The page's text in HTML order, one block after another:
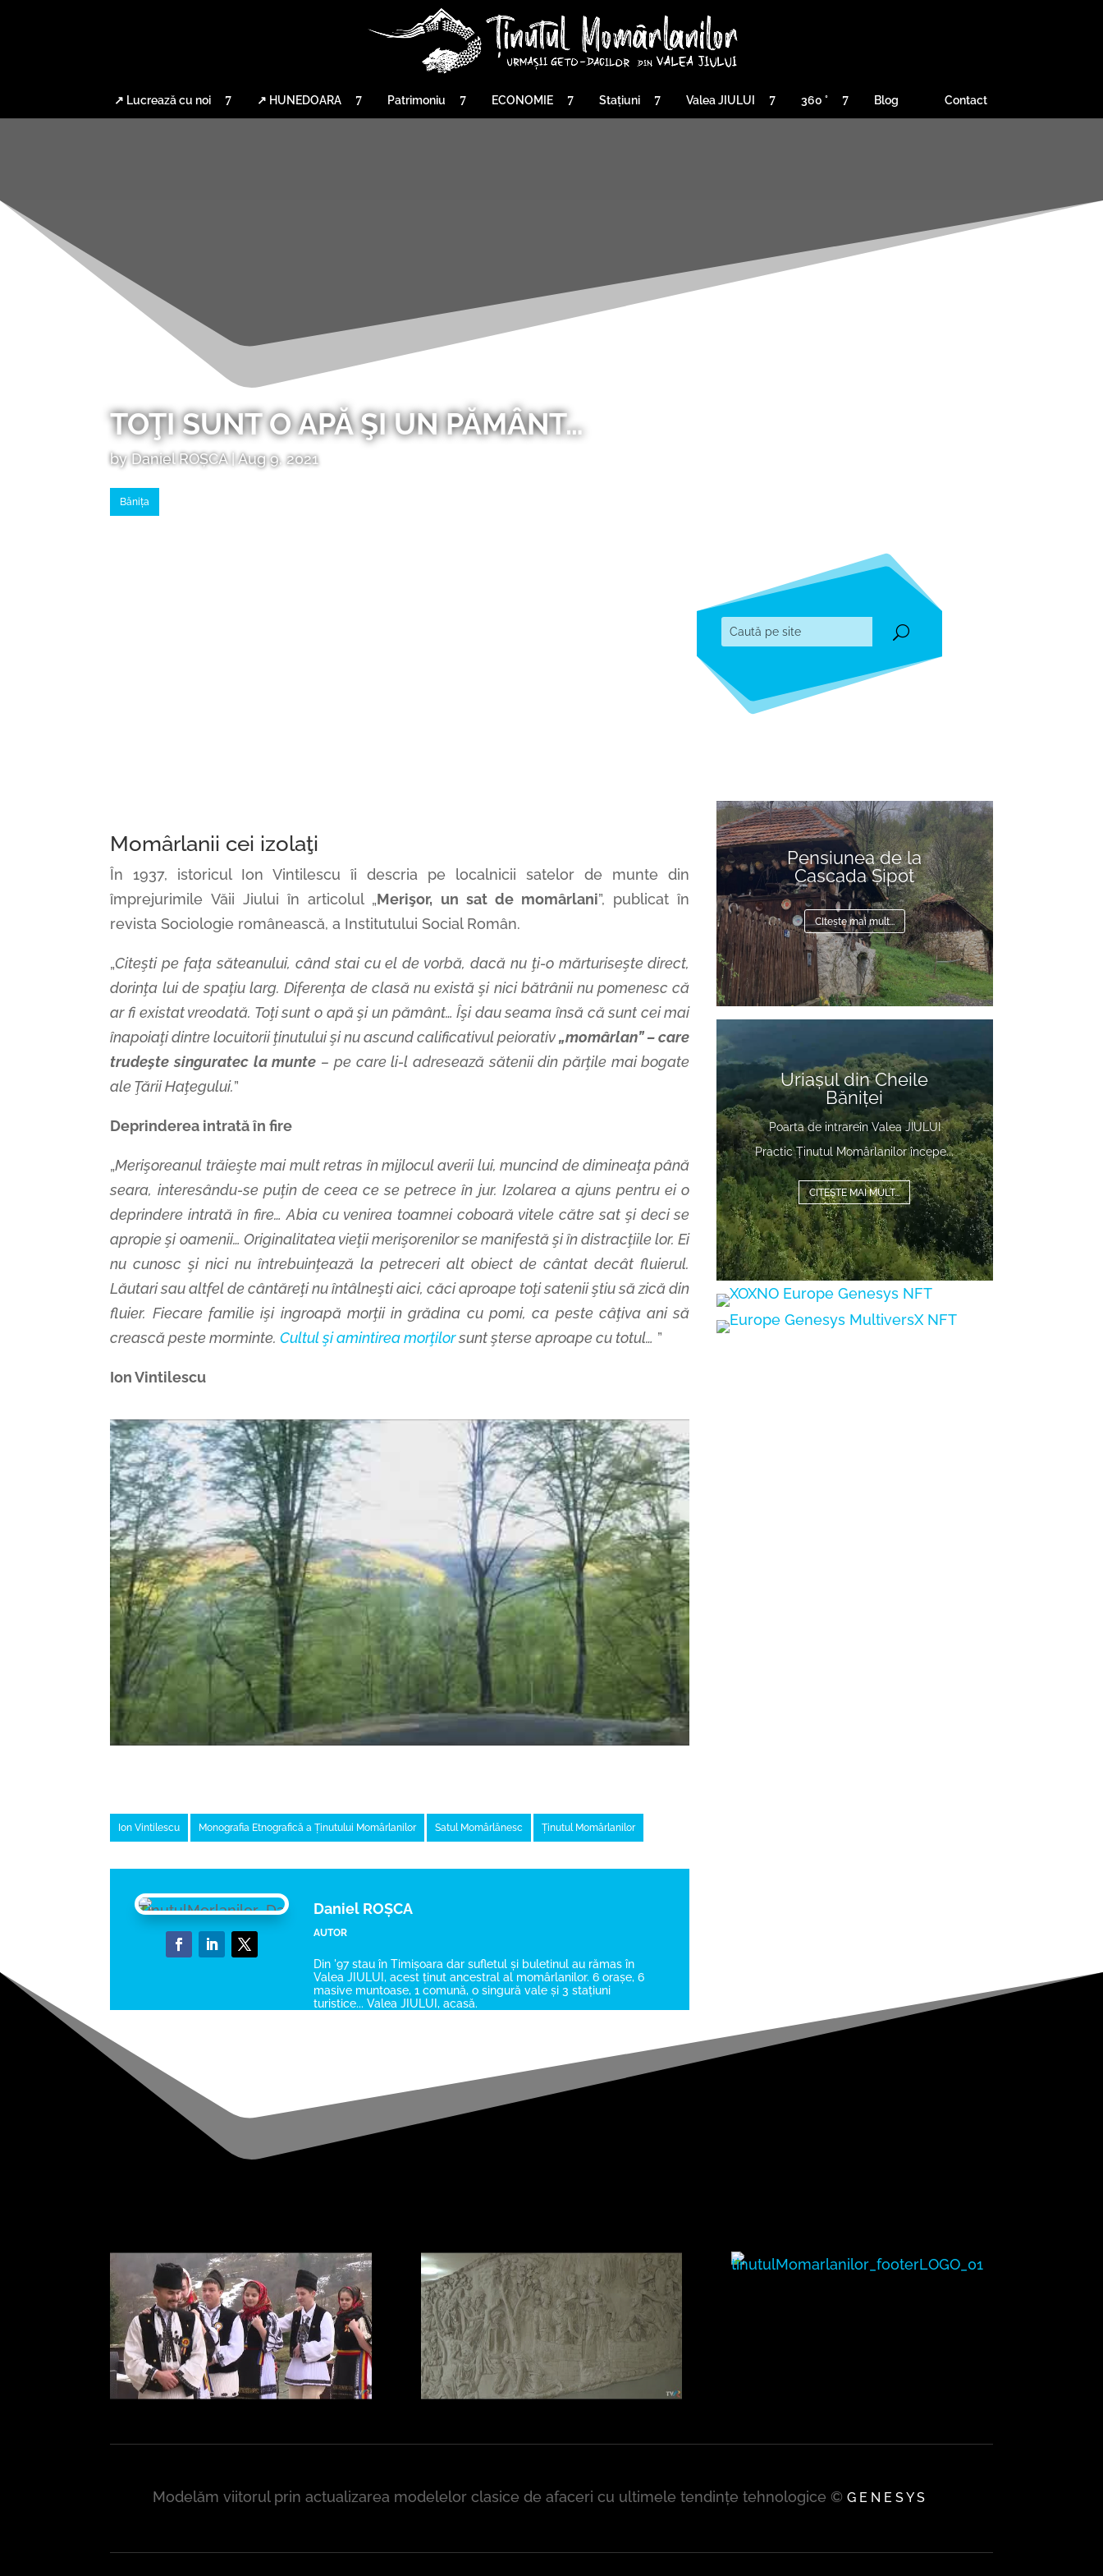
↗ Lucrează cu noi ↗ HUNEDOARA Patrimoniu ECONOMIE Stațiuni Valea JIULUI 360 ° Blog Contact
TOŢI SUNT O APĂ ŞI UN PĂMÂNT…
byDaniel ROȘCA|Aug 9, 2021
Bănița
Momârlanii cei izolaţi
În 1937, istoricul Ion Vintilescu îi descria pe localnicii satelor de munte din
împrejurimile Văii Jiului în articolul „Merişor, un sat de momârlani”, publicat în
revista Sociologie românească, a Institutului Social Român.
„Citeşti pe faţa săteanului, când stai cu el de vorbă, dacă nu ţi-o mărturiseşte direct,
dorinţa lui de spaţiu larg. Diferenţa de clasă nu există şi nici bătrânii nu pomenesc că
ar fi existat vreodată. Toţi sunt o apă şi un pământ… Îşi dau seama însă că sunt cei mai
înapoiaţi dintre locuitorii ţinutului şi nu ascund calificativul peiorativ „momârlan” – care
trudeşte singuratec la munte – pe care li-l adresează sătenii din părţile mai bogate
ale Ţării Haţegului.”
Deprinderea intrată în fire
„Merişoreanul trăieşte mai mult retras în mijlocul averii lui, muncind de dimineaţa până
seara, interesându-se puţin de ceea ce se petrece în jur. Izolarea a ajuns pentru ei o
deprindere intrată în fire… Abia cu venirea toamnei coboară vitele către sat şi deci se
apropie şi oamenii… Originalitatea vieţii merişorenilor se manifestă şi în distracţiile lor. Ei
nu cunosc şi nici nu întrebuinţează la petreceri alt obiect de cântat decât fluierul.
Lăutari sau altfel de cântăreţi nu întâlneşti aici, căci aproape toţi satenii ştiu să zică din
fluier. Fiecare familie işi ingroapă morţii in grădina cu pomi, ca peste câţiva ani să
crească peste morminte.Cultul şi amintirea morţilorsunt şterse aproape cu totul… ”
Ion Vintilescu
Ion Vintilescu Monografia Etnografică a Ținutului Momârlanilor Satul Momârlănesc Ținutul Momârlanilor
Daniel ROȘCA
AUTOR
Din '97 stau în Timișoara dar sufletul și buletinul au rămas în
Valea JIULUI, acest ținut ancestral al momârlanilor. 6 orașe, 6
masive muntoase, 1 comună, o singură vale și 3 stațiuni
turistice... Valea JIULUI, acasă.
Pensiunea de la
Cascada Șipot
CItește mai mult...
Player
Uriașul din Cheile
Băniței
Poarta de intrareîn Valea JIULUI
Practic Ținutul Momârlanilor începe...
CITEȘTE MAI MULT...
Modelăm viitorul prin actualizarea modelelor clasice de afaceri cu ultimele tendințe tehnologice © G E N E S Y S